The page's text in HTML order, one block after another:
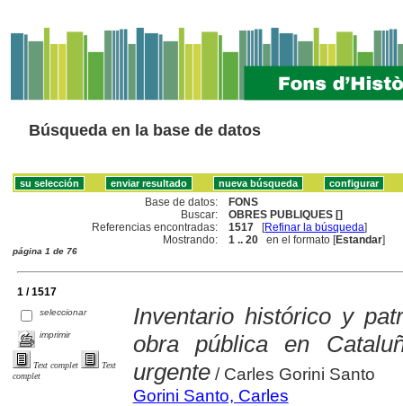
Búsqueda en la base de datos
Base de datos:
FONS
Buscar:
OBRES PUBLIQUES []
Referencias encontradas:
1517 [Refinar la búsqueda]
Mostrando:
1 .. 20 en el formato [Estandar]
página 1 de 76
1 / 1517
seleccionar
imprimir
Text complet
Text
complet
Inventario histórico y
obra pública en
urgente/ Carles Gorini Santo
Gorini Santo, Carles